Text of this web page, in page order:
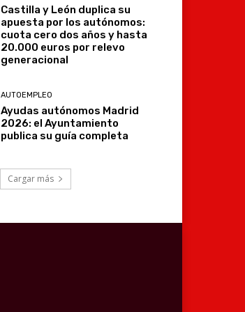
Castilla y León duplica su
apuesta por los autónomos:
cuota cero dos años y hasta
20.000 euros por relevo
generacional
AUTOEMPLEO
Ayudas autónomos Madrid
2026: el Ayuntamiento
publica su guía completa
Cargar más